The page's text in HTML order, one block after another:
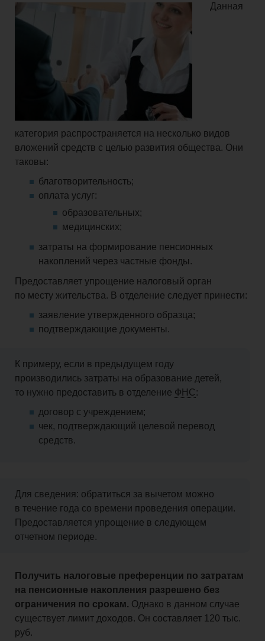
Данная
категория распространяется на несколько видов
вложений средств с целью развития общества. Они
таковы:
благотворительность;
оплата услуг:
образовательных;
медицинских;
затраты на формирование пенсионных
накоплений через частные фонды.
Предоставляет упрощение налоговый орган
по месту жительства. В отделение следует принести:
заявление утвержденного образца;
подтверждающие документы.
К примеру, если в предыдущем году
производились затраты на образование детей,
то нужно предоставить в отделение ФНС :
договор с учреждением;
чек, подтверждающий целевой перевод
средств.
Для сведения: обратиться за вычетом можно
в течение года со времени проведения операции.
Предоставляется упрощение в следующем
отчетном периоде.
Получить налоговые преференции по затратам
на пенсионные накопления разрешено без
ограничения по срокам. Однако в данном случае
существует лимит доходов. Он составляет 120 тыс.
руб.